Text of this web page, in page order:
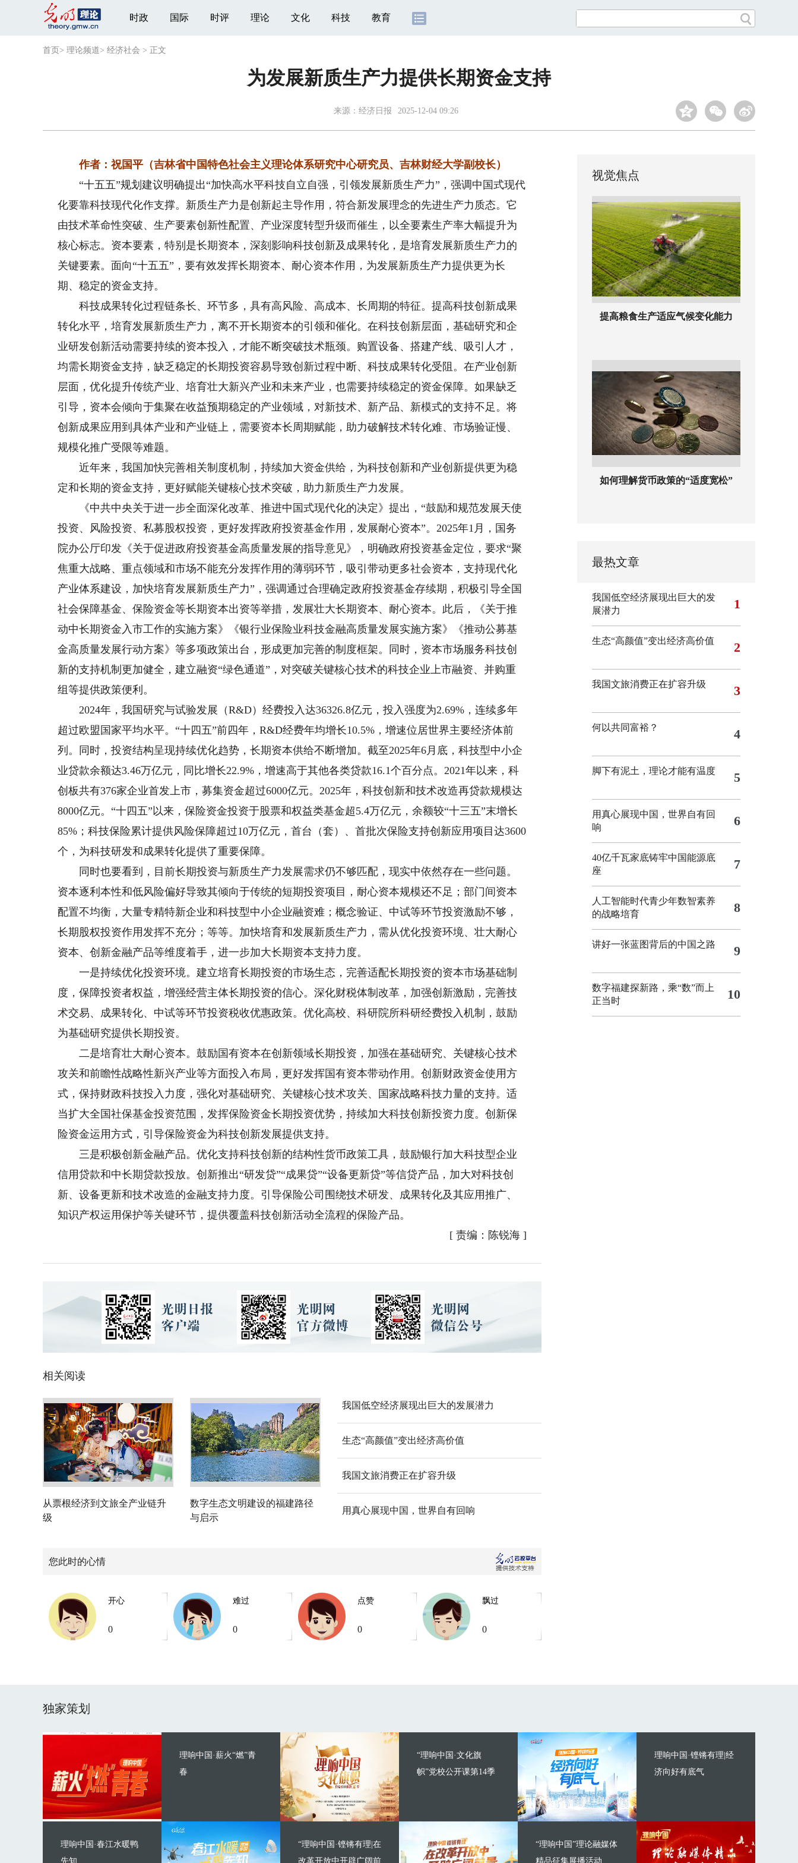
时政 国际 时评 理论 文化 科技 教育
首页 > 理论频道> 经济社会 > 正文
为发展新质生产力提供长期资金支持
来源： 经济日报 2025-12-04 09:26
作者：祝国平（吉林省中国特色社会主义理论体系研究中心研究员、吉林财经大学副校长）
“十五五”规划建议明确提出“加快高水平科技自立自强，引领发展新质生产力”，强调中国式现代
化要靠科技现代化作支撑。新质生产力是创新起主导作用，符合新发展理念的先进生产力质态。它
由技术革命性突破、生产要素创新性配置、产业深度转型升级而催生，以全要素生产率大幅提升为
核心标志。资本要素，特别是长期资本，深刻影响科技创新及成果转化，是培育发展新质生产力的
关键要素。面向“十五五”，要有效发挥长期资本、耐心资本作用，为发展新质生产力提供更为长
期、稳定的资金支持。
科技成果转化过程链条长、环节多，具有高风险、高成本、长周期的特征。提高科技创新成果
转化水平，培育发展新质生产力，离不开长期资本的引领和催化。在科技创新层面，基础研究和企
业研发创新活动需要持续的资本投入，才能不断突破技术瓶颈。购置设备、搭建产线、吸引人才，
均需长期资金支持，缺乏稳定的长期投资容易导致创新过程中断、科技成果转化受阻。在产业创新
层面，优化提升传统产业、培育壮大新兴产业和未来产业，也需要持续稳定的资金保障。如果缺乏
引导，资本会倾向于集聚在收益预期稳定的产业领域，对新技术、新产品、新模式的支持不足。将
创新成果应用到具体产业和产业链上，需要资本长周期赋能，助力破解技术转化难、市场验证慢、
规模化推广受限等难题。
近年来，我国加快完善相关制度机制，持续加大资金供给，为科技创新和产业创新提供更为稳
定和长期的资金支持，更好赋能关键核心技术突破，助力新质生产力发展。
《中共中央关于进一步全面深化改革、推进中国式现代化的决定》提出，“鼓励和规范发展天使
投资、风险投资、私募股权投资，更好发挥政府投资基金作用，发展耐心资本”。2025年1月，国务
院办公厅印发《关于促进政府投资基金高质量发展的指导意见》，明确政府投资基金定位，要求“聚
焦重大战略、重点领域和市场不能充分发挥作用的薄弱环节，吸引带动更多社会资本，支持现代化
产业体系建设，加快培育发展新质生产力”，强调通过合理确定政府投资基金存续期，积极引导全国
社会保障基金、保险资金等长期资本出资等举措，发展壮大长期资本、耐心资本。此后，《关于推
动中长期资金入市工作的实施方案》《银行业保险业科技金融高质量发展实施方案》《推动公募基
金高质量发展行动方案》等多项政策出台，形成更加完善的制度框架。同时，资本市场服务科技创
新的支持机制更加健全，建立融资“绿色通道”，对突破关键核心技术的科技企业上市融资、并购重
组等提供政策便利。
2024年，我国研究与试验发展（R&D）经费投入达36326.8亿元，投入强度为2.69%，连续多年
超过欧盟国家平均水平。“十四五”前四年，R&D经费年均增长10.5%，增速位居世界主要经济体前
列。同时，投资结构呈现持续优化趋势，长期资本供给不断增加。截至2025年6月底，科技型中小企
业贷款余额达3.46万亿元，同比增长22.9%，增速高于其他各类贷款16.1个百分点。2021年以来，科
创板共有376家企业首发上市，募集资金超过6000亿元。2025年，科技创新和技术改造再贷款规模达
8000亿元。“十四五”以来，保险资金投资于股票和权益类基金超5.4万亿元，余额较“十三五”末增长
85%；科技保险累计提供风险保障超过10万亿元，首台（套）、首批次保险支持创新应用项目达3600
个，为科技研发和成果转化提供了重要保障。
同时也要看到，目前长期投资与新质生产力发展需求仍不够匹配，现实中依然存在一些问题。
资本逐利本性和低风险偏好导致其倾向于传统的短期投资项目，耐心资本规模还不足；部门间资本
配置不均衡，大量专精特新企业和科技型中小企业融资难；概念验证、中试等环节投资激励不够，
长期股权投资作用发挥不充分；等等。加快培育和发展新质生产力，需从优化投资环境、壮大耐心
资本、创新金融产品等维度着手，进一步加大长期资本支持力度。
一是持续优化投资环境。建立培育长期投资的市场生态，完善适配长期投资的资本市场基础制
度，保障投资者权益，增强经营主体长期投资的信心。深化财税体制改革，加强创新激励，完善技
术交易、成果转化、中试等环节投资税收优惠政策。优化高校、科研院所科研经费投入机制，鼓励
为基础研究提供长期投资。
二是培育壮大耐心资本。鼓励国有资本在创新领域长期投资，加强在基础研究、关键核心技术
攻关和前瞻性战略性新兴产业等方面投入布局，更好发挥国有资本带动作用。创新财政资金使用方
式，保持财政科技投入力度，强化对基础研究、关键核心技术攻关、国家战略科技力量的支持。适
当扩大全国社保基金投资范围，发挥保险资金长期投资优势，持续加大科技创新投资力度。创新保
险资金运用方式，引导保险资金为科技创新发展提供支持。
三是积极创新金融产品。优化支持科技创新的结构性货币政策工具，鼓励银行加大科技型企业
信用贷款和中长期贷款投放。创新推出“研发贷”“成果贷”“设备更新贷”等信贷产品，加大对科技创
新、设备更新和技术改造的金融支持力度。引导保险公司围绕技术研发、成果转化及其应用推广、
知识产权运用保护等关键环节，提供覆盖科技创新活动全流程的保险产品。
[ 责编：陈锐海 ]
相关阅读
从票根经济到文旅全产业链升
级
数字生态文明建设的福建路径
与启示
我国低空经济展现出巨大的发展潜力
生态“高颜值”变出经济高价值
我国文旅消费正在扩容升级
用真心展现中国，世界自有回响
您此时的心情
开心
0
难过
0
点赞
0
飘过
0
视觉焦点
提高粮食生产适应气候变化能力
如何理解货币政策的“适度宽松”
最热文章
我国低空经济展现出巨大的发
展潜力
1
生态“高颜值”变出经济高价值 2
我国文旅消费正在扩容升级 3
何以共同富裕？ 4
脚下有泥土，理论才能有温度 5
用真心展现中国，世界自有回
响
6
40亿千瓦家底铸牢中国能源底
座
7
人工智能时代青少年数智素养
的战略培育
8
讲好一张蓝图背后的中国之路 9
数字福建探新路，乘“数”而上
正当时
10
独家策划
理响中国·薪火“燃”青
春
理响中国·春江水暖鸭
先知
“理响中国·文化旗
帜”党校公开课第14季
“理响中国·铿锵有理|在
改革开放中开辟广阔前
理响中国·铿锵有理|经
济向好有底气
“理响中国”理论融媒体
精品征集展播活动